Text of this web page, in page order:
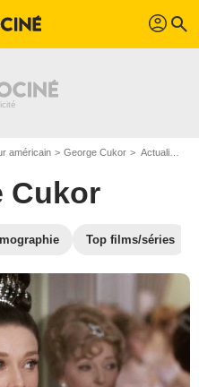
profil search
américain George Cukor Actualité George Cukor
Cukor
Top films/séries